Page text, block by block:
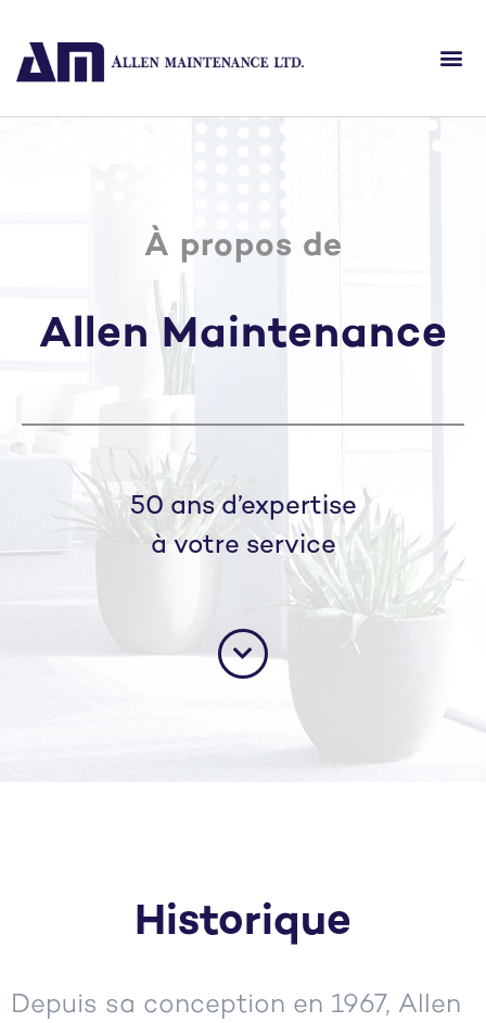
À propos de
Allen Maintenance
50 ans d’expertise
à votre service
Historique
Depuis sa conception en 1967, Allen